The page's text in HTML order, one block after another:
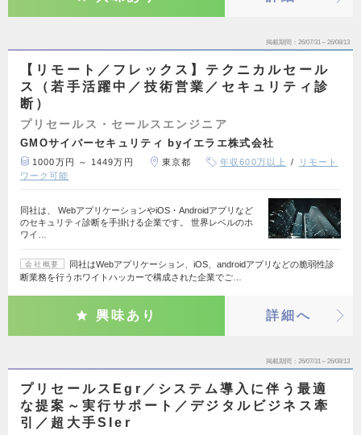
掲載期間 26/07/31～26/08/13
【リモート／フレックス】テクニカルセール
ス（若手活躍中／技術営業／セキュリティ診
断）
プリセールス・セールスエンジニア
GMOサイバーセキュリティ byイエラエ株式会社
1000万円 ～ 1449万円 東京都 年収600万以上
リモート
ワーク可能
同社は、 WebアプリケーションやiOS・Androidアプリなど
のセキュリティ診断を手掛ける企業です。 世界レベルのホ
ワイ…
会社概要
同社はWebアプリケーション、iOS、androidアプリなどの脆弱性診
断業務を行うホワイトハッカーで構成された企業でご…
興味あり 詳細へ
掲載期間 26/07/31～26/08/13
プリセールスEgr／システム導入に伴う最適
な提案～実行サポート／デジタルビジネス牽
引／超大手SIer